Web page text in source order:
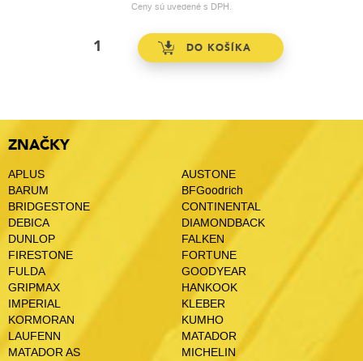
Ceny sú uvedené s DPH.
ZNAČKY
APLUS
AUSTONE
BARUM
BFGoodrich
BRIDGESTONE
CONTINENTAL
DEBICA
DIAMONDBACK
DUNLOP
FALKEN
FIRESTONE
FORTUNE
FULDA
GOODYEAR
GRIPMAX
HANKOOK
IMPERIAL
KLEBER
KORMORAN
KUMHO
LAUFENN
MATADOR
MATADOR AS
MICHELIN